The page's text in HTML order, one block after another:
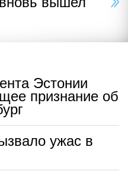
Эстонии
признание об
ужас в